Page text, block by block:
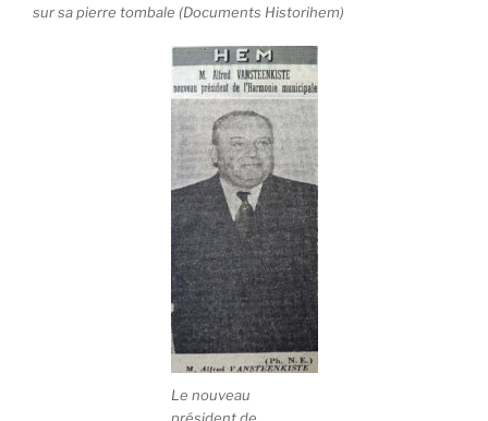
sur sa pierre tombale (Documents Historihem)
Le nouveau